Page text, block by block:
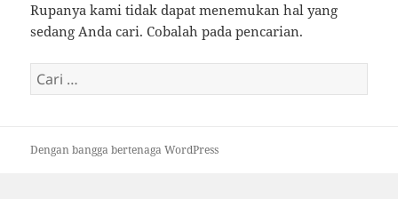
Rupanya kami tidak dapat menemukan hal yang
sedang Anda cari. Cobalah pada pencarian.
Cari
untuk:
Dengan bangga bertenaga WordPress